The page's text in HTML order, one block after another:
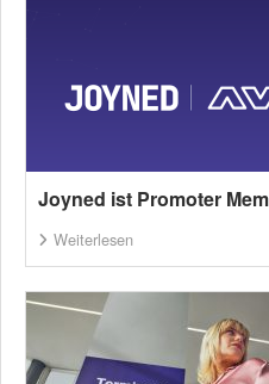
Joyned ist Promoter
Weiterlesen